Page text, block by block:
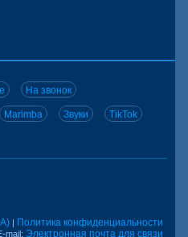
На звонок
Marimba Звуки TikTok
| Политика конфиденциальности
mail: Электронная почта для связи